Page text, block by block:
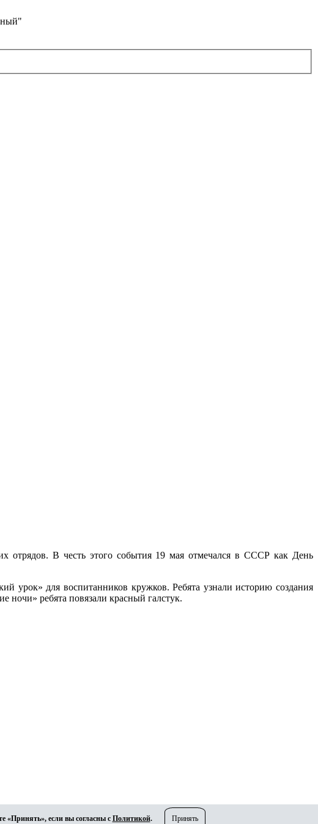
отрядов. В честь этого события 19 мая отмечался в СССР как День
урок» для воспитанников кружков. Ребята узнали историю создания
ночи» ребята повязали красный галстук.
«Принять», если вы согласны с Политикой. Принять